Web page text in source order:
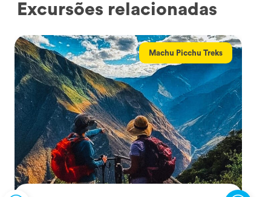
Excursões relacionadas
Machu Picchu Treks